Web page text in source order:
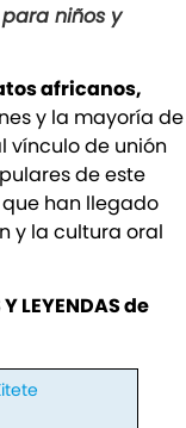
niños y
africanos,
y la mayoría de
vínculo de unión
de este
han llegado
y la cultura oral
LEYENDAS de